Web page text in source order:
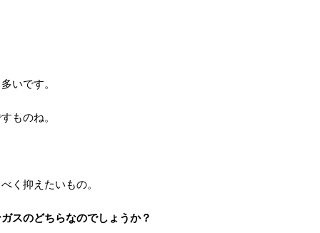
いです。
ものね。
く抑えたいもの。
スのどちらなのでしょうか？